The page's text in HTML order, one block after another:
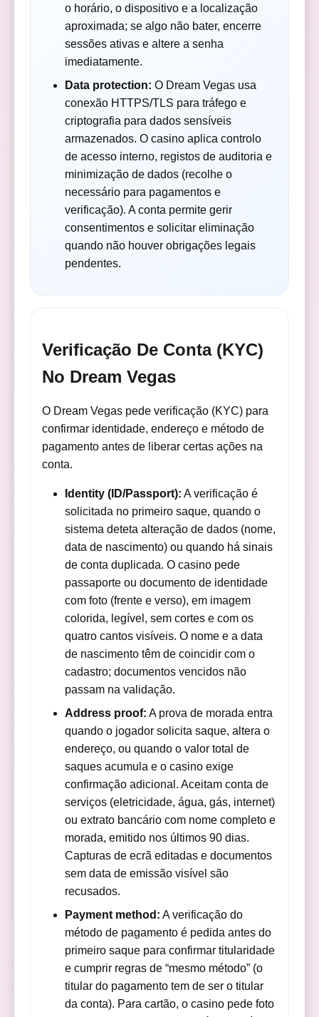
o horário, o dispositivo e a localização
aproximada; se algo não bater, encerre
sessões ativas e altere a senha
imediatamente.
Data protection: O Dream Vegas usa
conexão HTTPS/TLS para tráfego e
criptografia para dados sensíveis
armazenados. O casino aplica controlo
de acesso interno, registos de auditoria e
minimização de dados (recolhe o
necessário para pagamentos e
verificação). A conta permite gerir
consentimentos e solicitar eliminação
quando não houver obrigações legais
pendentes.
Verificação De Conta (KYC)
No Dream Vegas
O Dream Vegas pede verificação (KYC) para
confirmar identidade, endereço e método de
pagamento antes de liberar certas ações na
conta.
Identity (ID/Passport): A verificação é
solicitada no primeiro saque, quando o
sistema deteta alteração de dados (nome,
data de nascimento) ou quando há sinais
de conta duplicada. O casino pede
passaporte ou documento de identidade
com foto (frente e verso), em imagem
colorida, legível, sem cortes e com os
quatro cantos visíveis. O nome e a data
de nascimento têm de coincidir com o
cadastro; documentos vencidos não
passam na validação.
Address proof: A prova de morada entra
quando o jogador solicita saque, altera o
endereço, ou quando o valor total de
saques acumula e o casino exige
confirmação adicional. Aceitam conta de
serviços (eletricidade, água, gás, internet)
ou extrato bancário com nome completo e
morada, emitido nos últimos 90 dias.
Capturas de ecrã editadas e documentos
sem data de emissão visível são
recusados.
Payment method: A verificação do
método de pagamento é pedida antes do
primeiro saque para confirmar titularidade
e cumprir regras de “mesmo método” (o
titular do pagamento tem de ser o titular
da conta). Para cartão, o casino pede foto